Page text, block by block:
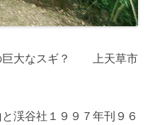
巨大なスギ？ 上天草市
渓谷社１９９７年刊９６